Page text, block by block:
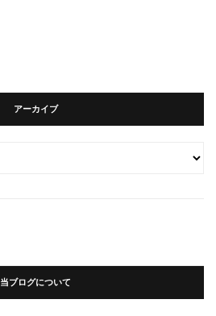
アーカイブ
当ブログについて